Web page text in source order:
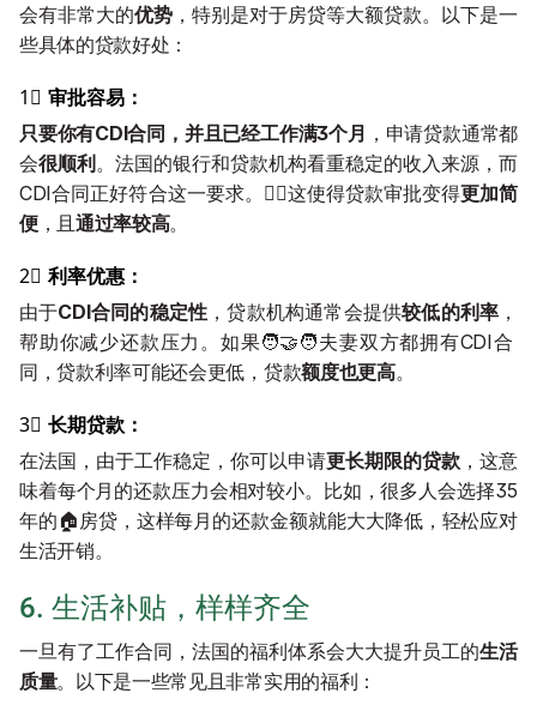
会有非常大的优势 ，特别是对于房贷等大额贷款。以下是一
些具体的贷款好处：
1⃣️ 审批容易：
只要你有CDI合同，并且已经工作满3个月 ，申请贷款通常都
会很顺利。法国的银行和贷款机构看重稳定的收入来源，而
CDI合同正好符合这一要求。👍🏻这使得贷款审批变得更加简
便，且通过率较高。
2⃣️ 利率优惠：
由于CDI合同的稳定性 ，贷款机构通常会提供较低的利率 ，
帮助你减少还款压力。如果🧑‍🤝‍🧑夫妻双方都拥有CDI合
同，贷款利率可能还会更低，贷款额度也更高。
3⃣️ 长期贷款：
在法国，由于工作稳定，你可以申请更长期限的贷款 ，这意
味着每个月的还款压力会相对较小。比如，很多人会选择35
年的🏠房贷，这样每月的还款金额就能大大降低，轻松应对
生活开销。
6. 生活补贴，样样齐全
一旦有了工作合同，法国的福利体系会大大提升员工的生活
质量。以下是一些常见且非常实用的福利：